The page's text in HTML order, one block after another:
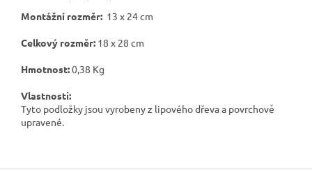
Montážní rozměr: 13 x 24 cm
Celkový rozměr: 18 x 28 cm
Hmotnost:0,38 Kg
Vlastnosti:
Tyto podložky jsou vyrobeny z lipového dřeva a povrchově
upravené.
Z